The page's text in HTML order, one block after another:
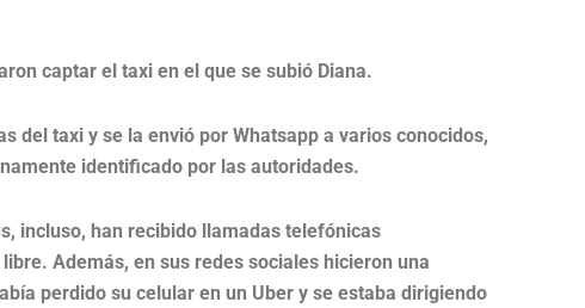
captar el taxi en el que se subió Diana.
del taxi y se la envió por Whatsapp a varios conocidos,
identificado por las autoridades.
incluso, han recibido llamadas telefónicas
Además, en sus redes sociales hicieron una
perdido su celular en un Uber y se estaba dirigiendo